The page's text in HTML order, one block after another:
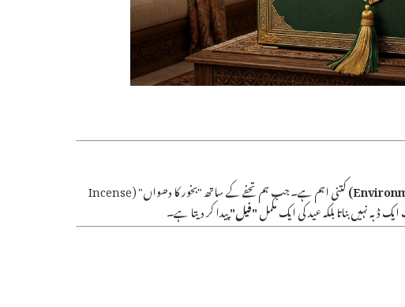
کتنی اہم ہے۔ جب ہم تحفے کے ساتھ "بخور کا دھواں" (Incense
"فیل"پیدا کر دیتا ہے۔